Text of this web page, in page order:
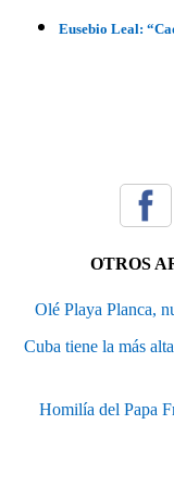
Eusebio Leal:
OTROS
Olé Playa Planca,
Cuba tiene la más
Homilía del Papa